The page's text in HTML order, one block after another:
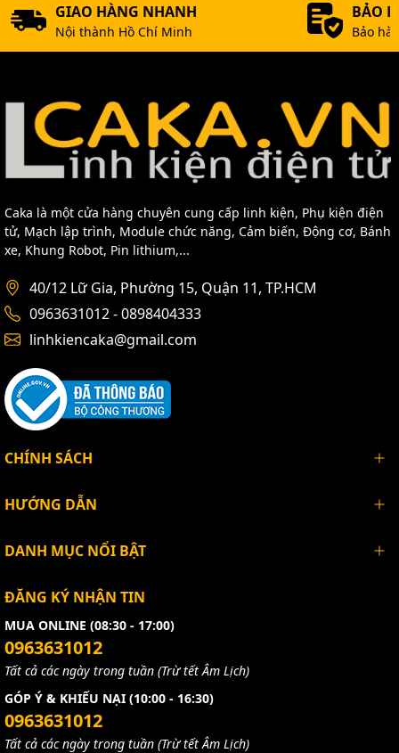
GIAO HÀNG NHANH
Nội thành Hồ Chí Minh
BẢO
Bảo
Caka là một cửa hàng chuyên cung cấp linh kiện, Phụ kiện điện
tử, Mạch lập trình, Module chức năng, Cảm biến, Động cơ, Bánh
xe, Khung Robot, Pin lithium,...
40/12 Lữ Gia, Phường 15, Quận 11, TP.HCM
0963631012 - 0898404333
linhkiencaka@gmail.com
CHÍNH SÁCH
HƯỚNG DẪN
DANH MỤC NỔI BẬT
ĐĂNG KÝ NHẬN TIN
MUA ONLINE (08:30 - 17:00)
0963631012
Tất cả các ngày trong tuần (Trừ tết Âm Lịch)
GÓP Ý & KHIẾU NẠI (10:00 - 16:30)
0963631012
Tất cả các ngày trong tuần (Trừ tết Âm Lịch)